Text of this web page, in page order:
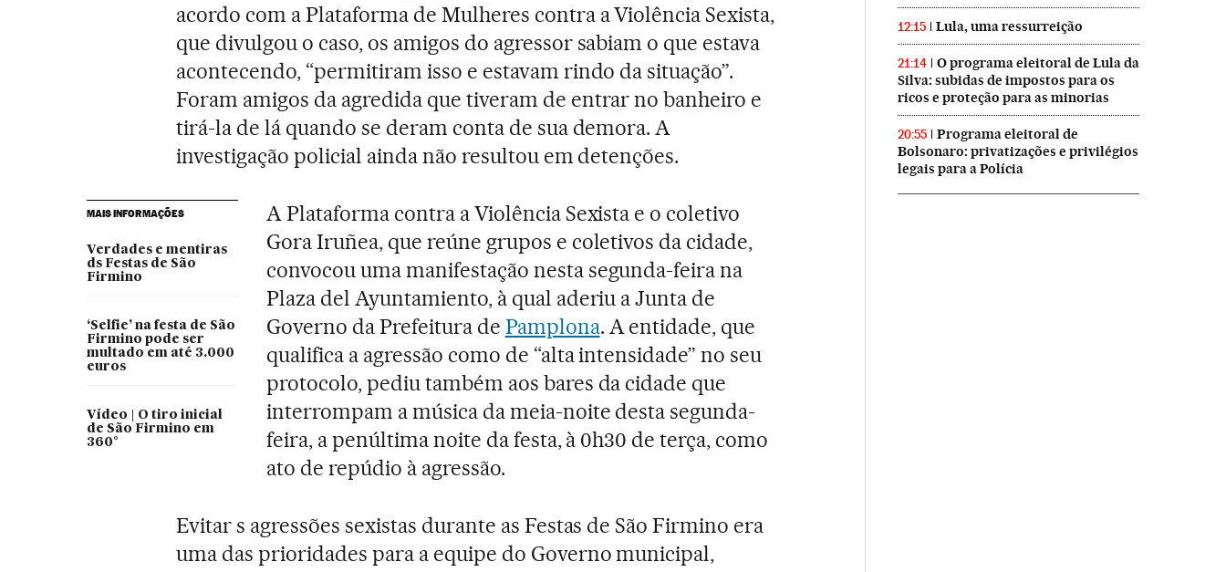
acordo com a Plataforma de Mulheres contra a Violência Sexista,
que divulgou o caso, os amigos do agressor sabiam o que estava
acontecendo, “permitiram isso e estavam rindo da situação”.
Foram amigos da agredida que tiveram de entrar no banheiro e
tirá-la de lá quando se deram conta de sua demora. A
investigação policial ainda não resultou em detenções.
MAIS INFORMAÇÕES
Verdades e mentiras
ds Festas de São
Firmino
‘Selfie’ na festa de São
Firmino pode ser
multado em até 3.000
euros
Vídeo | O tiro inicial
de São Firmino em
360°
A Plataforma contra a Violência Sexista e o coletivo
Gora Iruñea, que reúne grupos e coletivos da cidade,
convocou uma manifestação nesta segunda-feira na
Plaza del Ayuntamiento, à qual aderiu a Junta de
Governo da Prefeitura de Pamplona. A entidade, que
qualifica a agressão como de “alta intensidade” no seu
protocolo, pediu também aos bares da cidade que
interrompam a música da meia-noite desta segunda-
feira, a penúltima noite da festa, à 0h30 de terça, como
ato de repúdio à agressão.
Evitar s agressões sexistas durante as Festas de São Firmino era
uma das prioridades para a equipe do Governo municipal,
12:15 Lula, uma ressurreição
21:14
O programa eleitoral de Lula da
Silva: subidas de impostos para os
ricos e proteção para as minorias
20:55
Programa eleitoral de
Bolsonaro: privatizações e privilégios
legais para a Polícia